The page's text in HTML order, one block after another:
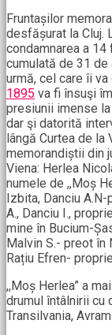
Fruntașilor
desfășurat la Cluj.
condamnarea a
cumulată de 31
urmă, cel care îi
1895 va fi însuşi
presiunii imense
dar şi datorită
lângă Curtea de
memorandiștii din
Viena: Herlea
numele de ,,Moș
Izbita, Danciu
A., Danciu I.,
mine în Bucium-
Malvin S.- preot în
Rațiu Efren-
,,Moș Herlea” a
drumul întâlnirii cu
Transilvania,